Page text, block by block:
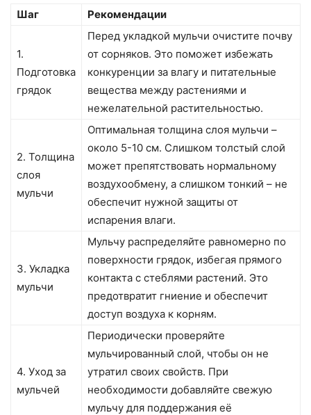
Шаг Рекомендации
1.
Подготовка
грядок
Перед укладкой мульчи очистите почву
от сорняков. Это поможет избежать
конкуренции за влагу и питательные
вещества между растениями и
нежелательной растительностью.
2. Толщина
слоя
мульчи
Оптимальная толщина слоя мульчи –
около 5-10 см. Слишком толстый слой
может препятствовать нормальному
воздухообмену, а слишком тонкий – не
обеспечит нужной защиты от
испарения влаги.
3. Укладка
мульчи
Мульчу распределяйте равномерно по
поверхности грядок, избегая прямого
контакта с стеблями растений. Это
предотвратит гниение и обеспечит
доступ воздуха к корням.
4. Уход за
мульчей
Периодически проверяйте
мульчированный слой, чтобы он не
утратил своих свойств. При
необходимости добавляйте свежую
мульчу для поддержания её